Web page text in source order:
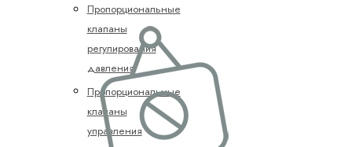
Пропорциональные
клапаны
регулирования
давления
Пропорциональные
клапаны
управления